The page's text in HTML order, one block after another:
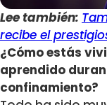
Lee también:
recibe el
¿Cómo estás
aprendido
confinamiento?